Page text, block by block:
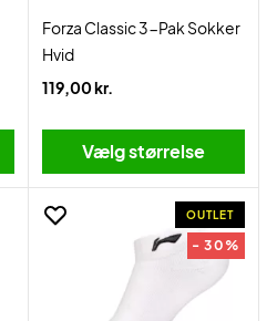
Forza Classic 3-Pak Sokker
Hvid
119,00 kr.
Vælg størrelse
OUTLET
- 30%